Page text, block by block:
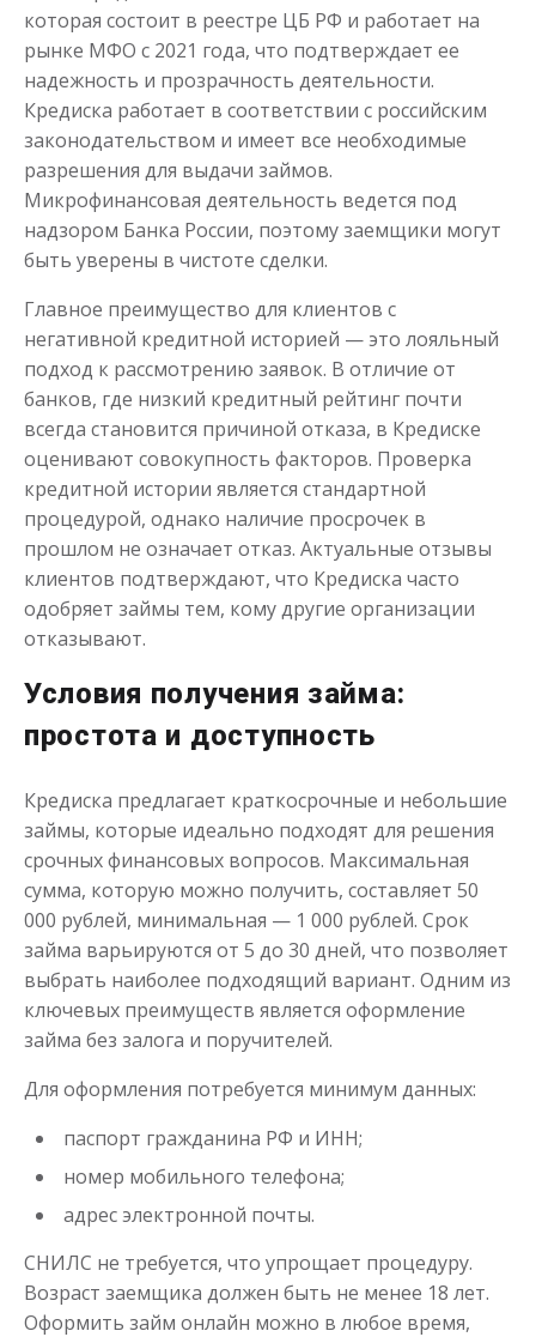
Моментальный займ
Сумма до50 000
Срок от 1 до 21 дня
Получить
Одолжим до 30 дней
Сумма до50 000
Срок от 1до 30 дня
Получить
Переведём в долг
Срок от 1до 21 дня
Получить
которая состоит в реестре ЦБ РФ и работает на
рынке МФО с 2021 года, что подтверждает ее
надежность и прозрачность деятельности.
Кредиска работает в соответствии с российским
законодательством и имеет все необходимые
разрешения для выдачи займов.
Микрофинансовая деятельность ведется под
надзором Банка России, поэтому заемщики могут
быть уверены в чистоте сделки.
Главное преимущество для клиентов с
негативной кредитной историей — это лояльный
подход к рассмотрению заявок. В отличие от
банков, где низкий кредитный рейтинг почти
всегда становится причиной отказа, в Кредиске
оценивают совокупность факторов. Проверка
кредитной истории является стандартной
процедурой, однако наличие просрочек в
прошлом не означает отказ. Актуальные отзывы
клиентов подтверждают, что Кредиска часто
одобряет займы тем, кому другие организации
отказывают.
Условия получения займа:
простота и доступность
Кредиска предлагает краткосрочные и небольшие
займы, которые идеально подходят для решения
срочных финансовых вопросов. Максимальная
сумма, которую можно получить, составляет 50
000 рублей, минимальная — 1 000 рублей. Срок
займа варьируются от 5 до 30 дней, что позволяет
выбрать наиболее подходящий вариант. Одним из
ключевых преимуществ является оформление
займа без залога и поручителей.
Для оформления потребуется минимум данных:
паспорт гражданина РФ и ИНН;
номер мобильного телефона;
адрес электронной почты.
СНИЛС не требуется, что упрощает процедуру.
Возраст заемщика должен быть не менее 18 лет.
Оформить займ онлайн можно в любое время,